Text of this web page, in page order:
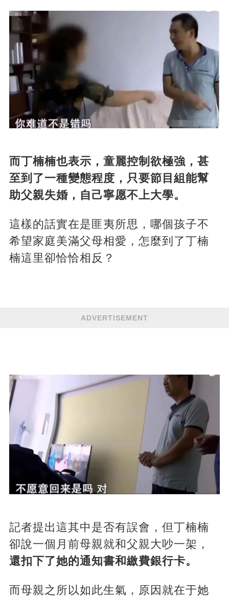
而丁楠楠也表示，童麗控制欲極強，甚
至到了一種變態程度，只要節目組能幫
助父親失婚，自己寧愿不上大學。
這樣的話實在是匪夷所思，哪個孩子不
希望家庭美滿父母相愛，怎麼到了丁楠
楠這里卻恰恰相反？
ADVERTISEMENT
記者提出這其中是否有誤會，但丁楠楠
卻說一個月前母親就和父親大吵一架，
還扣下了她的通知書和繳費銀行卡。
而母親之所以如此生氣，原因就在于她